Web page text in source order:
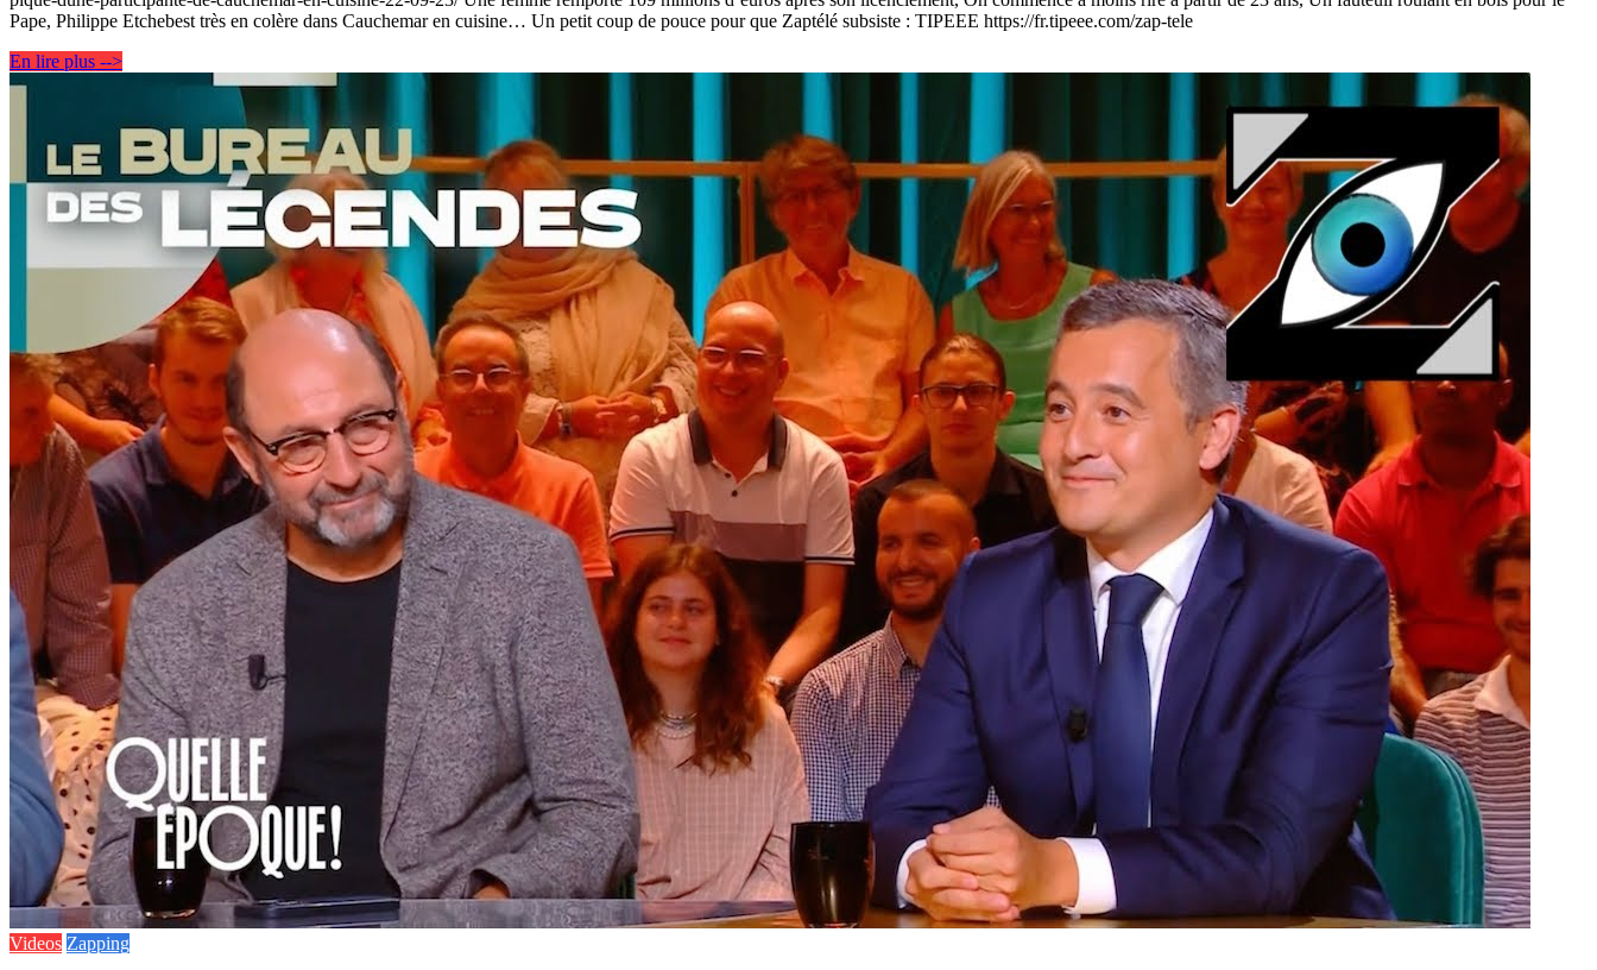
Pape, Philippe Etchebest très en colère dans Cauchemar en cuisine… Un petit coup de pouce pour que Zaptélé subsiste : TIPEEE https://fr.tipeee.com/zap-tele
En lire plus -->
Videos Zapping